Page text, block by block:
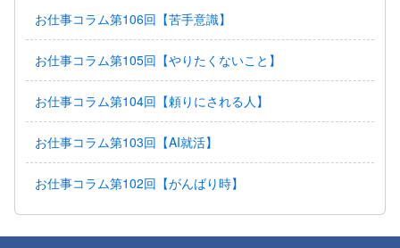
お仕事コラム第106回【苦手意識】
お仕事コラム第105回【やりたくないこと】
お仕事コラム第104回【頼りにされる人】
お仕事コラム第103回【AI就活】
お仕事コラム第102回【がんばり時】